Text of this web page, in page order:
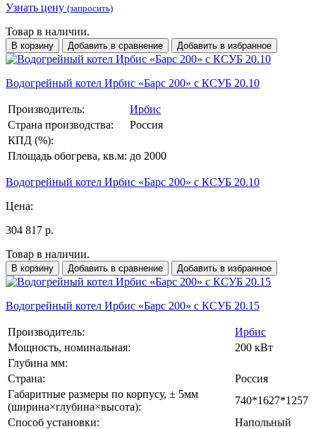
Узнать цену (запросить)
Товар в наличии.
В корзину Добавить в сравнение Добавить в избранное
Водогрейный котел Ирбис «Барс 200» с КСУБ 20.10
Производитель:
Ирбис
Страна производства:
Россия
КПД (%):
Площадь обогрева, кв.м: до 2000
Водогрейный котел Ирбис «Барс 200» с КСУБ 20.10
Цена:
304 817 р.
Товар в наличии.
В корзину Добавить в сравнение Добавить в избранное
Водогрейный котел Ирбис «Барс 200» с КСУБ 20.15
Производитель:
Ирбис
Мощность, номинальная:
200 кВт
Глубина мм:
Страна:
Россия
Габаритные размеры по корпусу, ± 5мм
(ширина×глубина×высота):
740*1627*1257
Способ установки:
Напольный